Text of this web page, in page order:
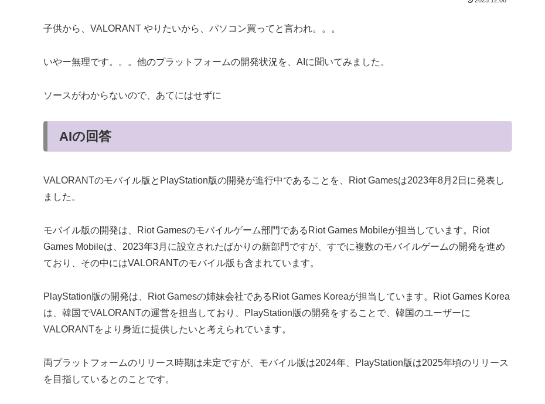
子供から、VALORANT やりたいから、パソコン買ってと言われ。。。
いやー無理です。。。他のプラットフォームの開発状況を、AIに聞いてみました。
ソースがわからないので、あてにはせずに
AIの回答
VALORANTのモバイル版とPlayStation版の開発が進行中であることを、Riot Gamesは2023年8月2日に発表し
ました。
モバイル版の開発は、Riot Gamesのモバイルゲーム部門であるRiot Games Mobileが担当しています。Riot
Games Mobileは、2023年3月に設立されたばかりの新部門ですが、すでに複数のモバイルゲームの開発を進め
ており、その中にはVALORANTのモバイル版も含まれています。
PlayStation版の開発は、Riot Gamesの姉妹会社であるRiot Games Koreaが担当しています。Riot Games Korea
は、韓国でVALORANTの運営を担当しており、PlayStation版の開発をすることで、韓国のユーザーに
VALORANTをより身近に提供したいと考えられています。
両プラットフォームのリリース時期は未定ですが、モバイル版は2024年、PlayStation版は2025年頃のリリース
を目指しているとのことです。